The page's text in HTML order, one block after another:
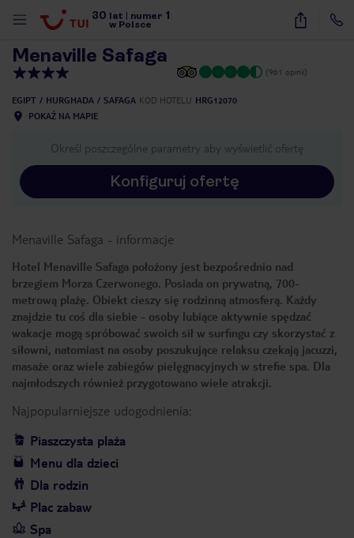
30 lat numer 1
w Polsce
29
Menaville Safaga
(961 opinii)
EGIPT HURGHADA SAFAGA KOD HOTELU HRG12070
POKAŻ NA MAPIE
Określ poszczególne parametry aby wyświetlić ofertę
Konfiguruj ofertę
Menaville Safaga - informacje
Hotel Menaville Safaga położony jest bezpośrednio nad
brzegiem Morza Czerwonego. Posiada on prywatną, 700-
metrową plażę. Obiekt cieszy się rodzinną atmosferą. Każdy
znajdzie tu coś dla siebie - osoby lubiące aktywnie spędzać
wakacje mogą spróbować swoich sił w surfingu czy skorzystać z
siłowni, natomiast na osoby poszukujące relaksu czekają jacuzzi,
masaże oraz wiele zabiegów pielęgnacyjnych w strefie spa. Dla
najmłodszych również przygotowano wiele atrakcji.
Najpopularniejsze udogodnienia:
Piaszczysta plaża
Menu dla dzieci
Dla rodzin
Plac zabaw
Spa